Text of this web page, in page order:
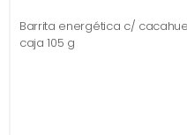
Barrita energética c/
caja 105 g